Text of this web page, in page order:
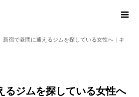
新宿で昼間に通えるジムを探している女性へ｜キ
るジムを探している女性へ